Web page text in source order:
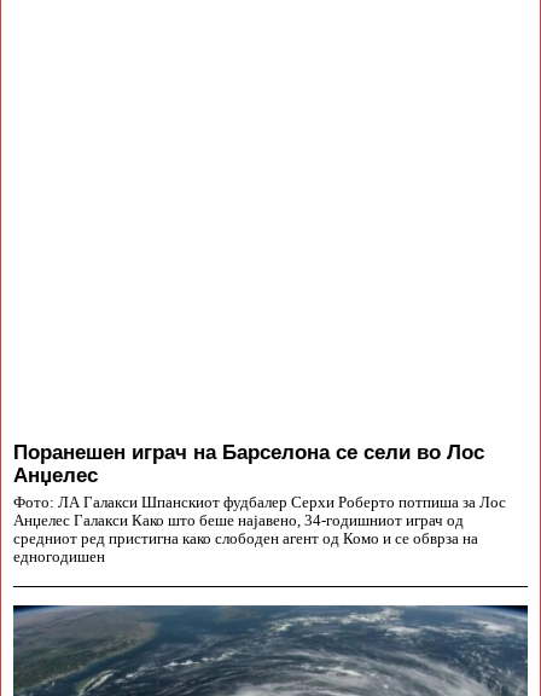
Поранешен играч на Барселона се сели во Лос
Анџелес
Фото: ЛА Галакси Шпанскиот фудбалер Серхи Роберто потпиша за Лос
Анџелес Галакси Како што беше најавено, 34-годишниот играч од
средниот ред пристигна како слободен агент од Комо и се обврза на
едногодишен